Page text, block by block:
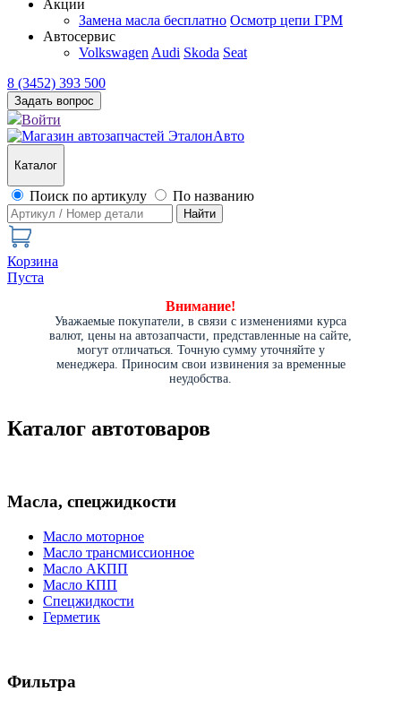
Акции
Замена масла бесплатно Осмотр цепи ГРМ
Автосервис
Volkswagen Audi Skoda Seat
8 (3452) 393 500
Задать вопрос
Войти
Каталог
Поиск по артикулу По названию
Найти
Корзина
Пуста
Внимание!
Уважаемые покупатели, в связи с изменениями курса
валют, цены на автозапчасти, представленные на сайте,
могут отличаться. Точную сумму уточняйте у
менеджера. Приносим свои извинения за временные
неудобства.
Каталог автотоваров
Масла, спецжидкости
Масло моторное
Масло трансмиссионное
Масло АКПП
Масло КПП
Спецжидкости
Герметик
Фильтра